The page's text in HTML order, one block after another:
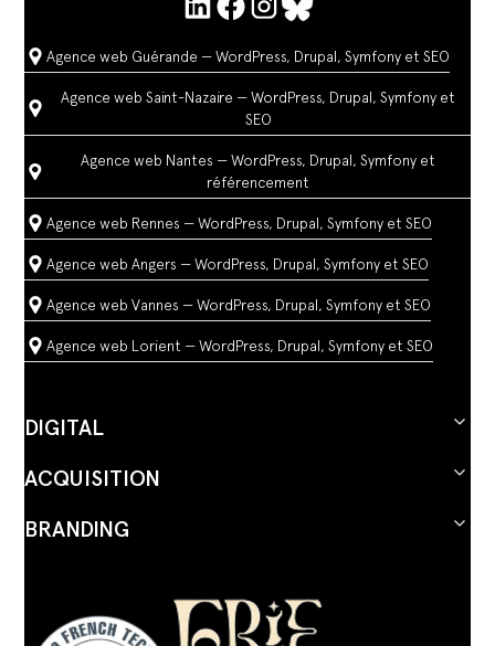
Agence web Guérande — WordPress, Drupal, Symfony et SEO
Agence web Saint-Nazaire — WordPress, Drupal, Symfony et
SEO
Agence web Nantes — WordPress, Drupal, Symfony et
référencement
Agence web Rennes — WordPress, Drupal, Symfony et SEO
Agence web Angers — WordPress, Drupal, Symfony et SEO
Agence web Vannes — WordPress, Drupal, Symfony et SEO
Agence web Lorient — WordPress, Drupal, Symfony et SEO
DIGITAL
ACQUISITION
BRANDING